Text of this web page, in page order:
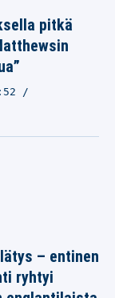
pitkä
– entinen
ryhtyi